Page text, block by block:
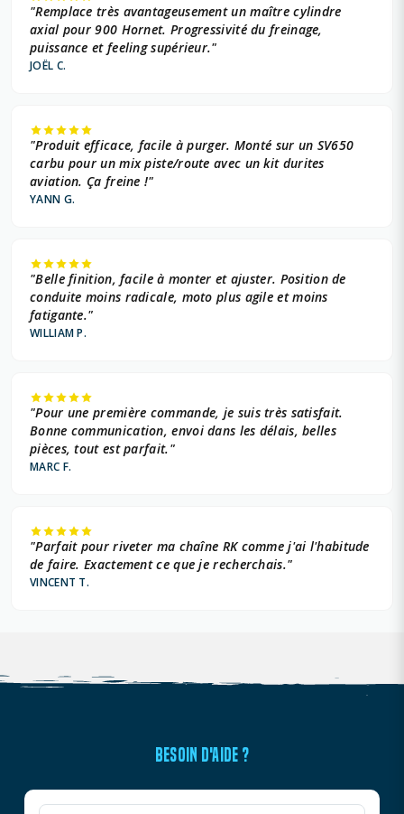
"Remplace très avantageusement un maître cylindre
axial pour 900 Hornet. Progressivité du freinage,
puissance et feeling supérieur."
JOËL C.
"Produit efficace, facile à purger. Monté sur un SV650
carbu pour un mix piste/route avec un kit durites
aviation. Ça freine !"
YANN G.
"Belle finition, facile à monter et ajuster. Position de
conduite moins radicale, moto plus agile et moins
fatigante."
WILLIAM P.
"Pour une première commande, je suis très satisfait.
Bonne communication, envoi dans les délais, belles
pièces, tout est parfait."
MARC F.
"Parfait pour riveter ma chaîne RK comme j'ai l'habitude
de faire. Exactement ce que je recherchais."
VINCENT T.
BESOIN D'AIDE ?